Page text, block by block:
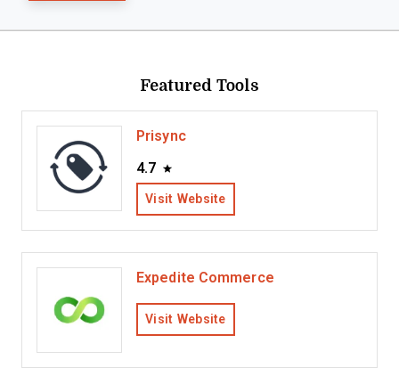
Featured Tools
Prisync
4.7
Visit Website
Expedite Commerce
Visit Website